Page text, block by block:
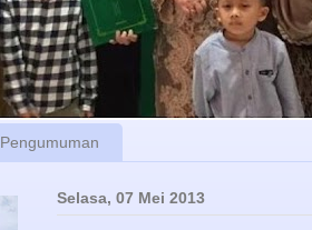
Pengumuman
Selasa, 07 Mei 2013